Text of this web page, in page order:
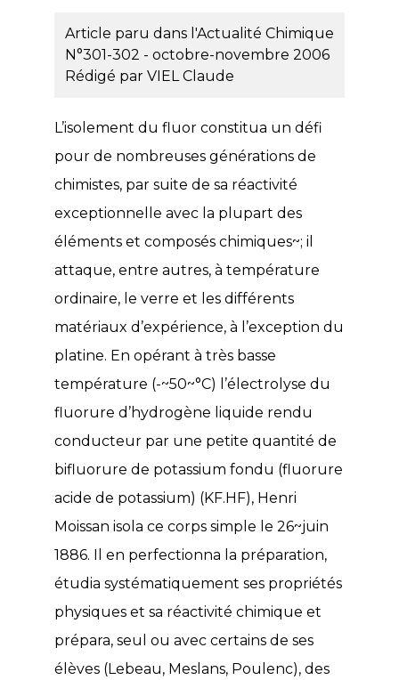
Article paru dans l'Actualité Chimique
N°301-302 - octobre-novembre 2006
Rédigé par VIEL Claude
L’isolement du fluor constitua un défi
pour de nombreuses générations de
chimistes, par suite de sa réactivité
exceptionnelle avec la plupart des
éléments et composés chimiques~; il
attaque, entre autres, à température
ordinaire, le verre et les différents
matériaux d’expérience, à l’exception du
platine. En opérant à très basse
température (-~50~°C) l’électrolyse du
fluorure d’hydrogène liquide rendu
conducteur par une petite quantité de
bifluorure de potassium fondu (fluorure
acide de potassium) (KF.HF), Henri
Moissan isola ce corps simple le 26~juin
1886. Il en perfectionna la préparation,
étudia systématiquement ses propriétés
physiques et sa réactivité chimique et
prépara, seul ou avec certains de ses
élèves (Lebeau, Meslans, Poulenc), des